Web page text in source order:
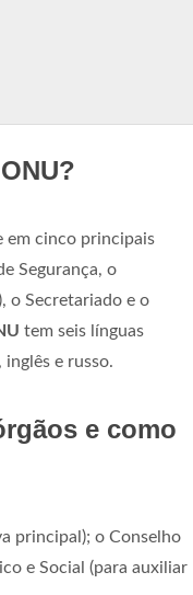
em cinco principais
Segurança, o
o Secretariado e o
tem seis línguas
e russo.
e como
principal); o Conselho
e Social (para auxiliar